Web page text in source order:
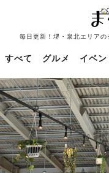
毎日更新！堺・泉北エリアの
すべて グルメ イベン